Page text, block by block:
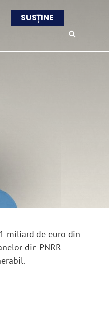
SUSȚINE
miliard de euro din
din PNRR